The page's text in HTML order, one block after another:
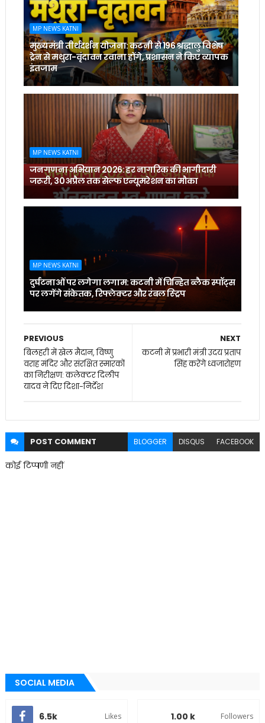
MP NEWS KATNI
मुख्यमंत्री तीर्थदर्शन योजना: कटनी से 196 श्रद्धालु विशेष
ट्रेन से मथुरा-वृंदावन रवाना होंगे, प्रशासन ने किए व्यापक
इंतजाम
MP NEWS KATNI
जनगणना अभियान 2026: हर नागरिक की भागीदारी
जरूरी, 30 अप्रैल तक सेल्फ एन्यूमरेशन का मौका
MP NEWS KATNI
दुर्घटनाओं पर लगेगा लगाम: कटनी में चिन्हित ब्लैक स्पॉट्स
पर लगेंगे संकेतक, रिफ्लेक्टर और रंबल स्ट्रिप
NEXT
कटनी में प्रभारी मंत्री उदय प्रताप
सिंह करेंगे ध्वजारोहण
PREVIOUS
बिलहरी में खेल मैदान, विष्णु
वराह मंदिर और संरक्षित स्मारकों
का निरीक्षण: कलेक्टर दिलीप
यादव ने दिए दिशा-निर्देश
POST COMMENT BLOGGER DISQUS FACEBOOK
कोई टिप्पणी नहीं
SOCIAL MEDIA
6.5k Likes 1.00 k Followers